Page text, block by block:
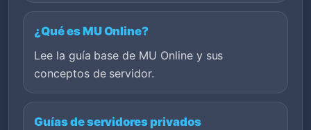
¿Qué es MU Online?
Lee la guía base de MU Online y sus
conceptos de servidor.
Guías de servidores privados